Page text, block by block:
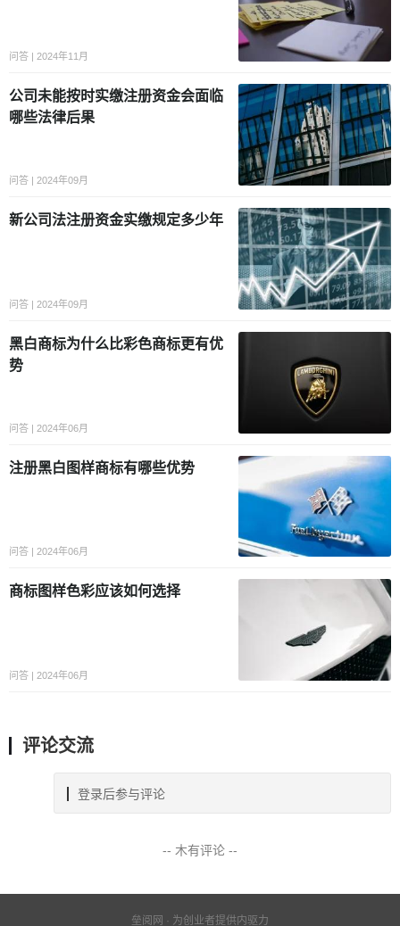
问答 | 2024年11月
公司未能按时实缴注册资金会面临
哪些法律后果
问答 | 2024年09月
新公司法注册资金实缴规定多少年
问答 | 2024年09月
黑白商标为什么比彩色商标更有优
势
问答 | 2024年06月
注册黑白图样商标有哪些优势
问答 | 2024年06月
商标图样色彩应该如何选择
问答 | 2024年06月
评论交流
登录后参与评论
-- 木有评论 --
垒阅网 · 为创业者提供内驱力